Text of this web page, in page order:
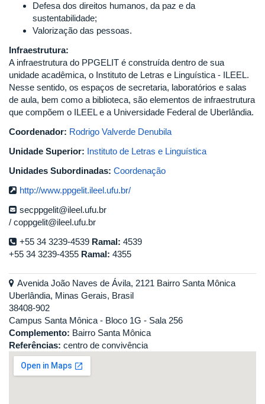
Defesa dos direitos humanos, da paz e da
sustentabilidade;
Valorização das pessoas.
Infraestrutura:
A infraestrutura do PPGELIT é construída dentro de sua
unidade acadêmica, o Instituto de Letras e Linguística - ILEEL.
Nesse sentido, os espaços de secretaria, laboratórios e salas
de aula, bem como a biblioteca, são elementos de infraestrutura
que compõem o ILEEL e a Universidade Federal de Uberlândia.
Coordenador: Rodrigo Valverde Denubila
Unidade Superior: Instituto de Letras e Linguística
Unidades Subordinadas: Coordenação
http://www.ppgelit.ileel.ufu.br/
secppgelit@ileel.ufu.br
coppgelit@ileel.ufu.br
+55 34 3239-4539 Ramal: 4539
+55 34 3239-4355 Ramal: 4355
Avenida João Naves de Ávila, 2121 Bairro Santa Mônica
Uberlândia, Minas Gerais, Brasil
38408-902
Campus Santa Mônica - Bloco 1G - Sala 256
Complemento: Bairro Santa Mônica
Referências: centro de convivência